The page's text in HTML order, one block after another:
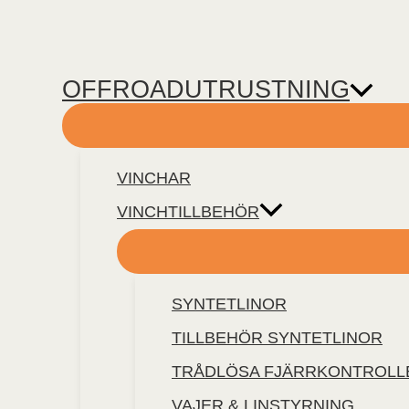
OFFROADUTRUSTNING
VINCHAR
VINCHTILLBEHÖR
SYNTETLINOR
TILLBEHÖR SYNTETLINOR
TRÅDLÖSA